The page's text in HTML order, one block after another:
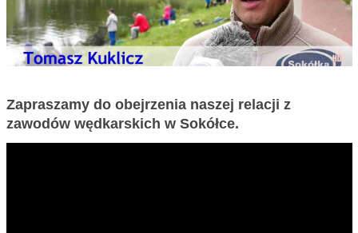
Zapraszamy do obejrzenia naszej relacji z
zawodów wędkarskich w Sokółce.